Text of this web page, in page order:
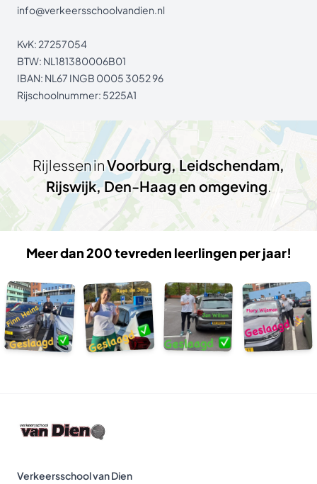
info@verkeersschoolvandien.nl
KvK: 27257054
BTW: NL181380006B01
IBAN: NL67 INGB 0005 3052 96
Rijschoolnummer: 5225A1
Rijlessen inVoorburg, Leidschendam,
Rijswijk, Den-Haag en omgeving.
Meer dan 200 tevreden leerlingen per jaar!
Verkeersschool van Dien